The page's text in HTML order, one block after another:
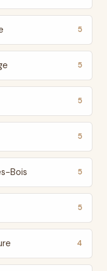
5
5
5
5
Bois 5
5
4